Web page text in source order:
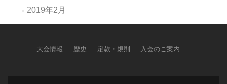
2019年2月
大会情報 歴史 定款・規則 入会のご案内